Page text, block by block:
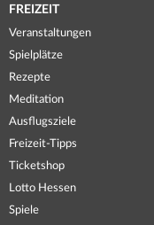
FREIZEIT
Veranstaltungen
Spielplätze
Rezepte
Meditation
Ausflugsziele
Freizeit-Tipps
Ticketshop
Lotto Hessen
Spiele